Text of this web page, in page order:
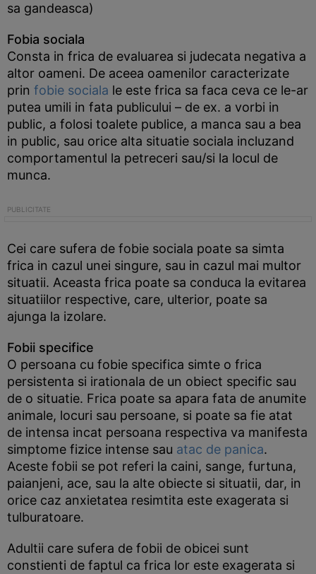
sa gandeasca)
Fobia sociala
Consta in frica de evaluarea si judecata negativa a
altor oameni. De aceea oamenilor caracterizate
prin fobie sociala le este frica sa faca ceva ce le-ar
putea umili in fata publicului – de ex. a vorbi in
public, a folosi toalete publice, a manca sau a bea
in public, sau orice alta situatie sociala incluzand
comportamentul la petreceri sau/si la locul de
munca.
Cei care sufera de fobie sociala poate sa simta
frica in cazul unei singure, sau in cazul mai multor
situatii. Aceasta frica poate sa conduca la evitarea
situatiilor respective, care, ulterior, poate sa
ajunga la izolare.
Fobii specifice
O persoana cu fobie specifica simte o frica
persistenta si irationala de un obiect specific sau
de o situatie. Frica poate sa apara fata de anumite
animale, locuri sau persoane, si poate sa fie atat
de intensa incat persoana respectiva va manifesta
simptome fizice intense sau atac de panica.
Aceste fobii se pot referi la caini, sange, furtuna,
paianjeni, ace, sau la alte obiecte si situatii, dar, in
orice caz anxietatea resimtita este exagerata si
tulburatoare.
Adultii care sufera de fobii de obicei sunt
constienti de faptul ca frica lor este exagerata si